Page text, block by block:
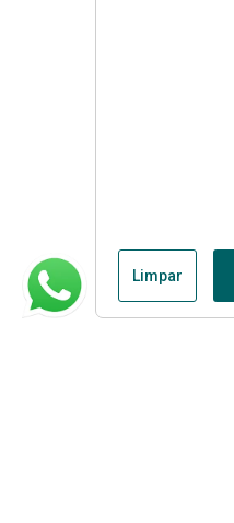
Limpar